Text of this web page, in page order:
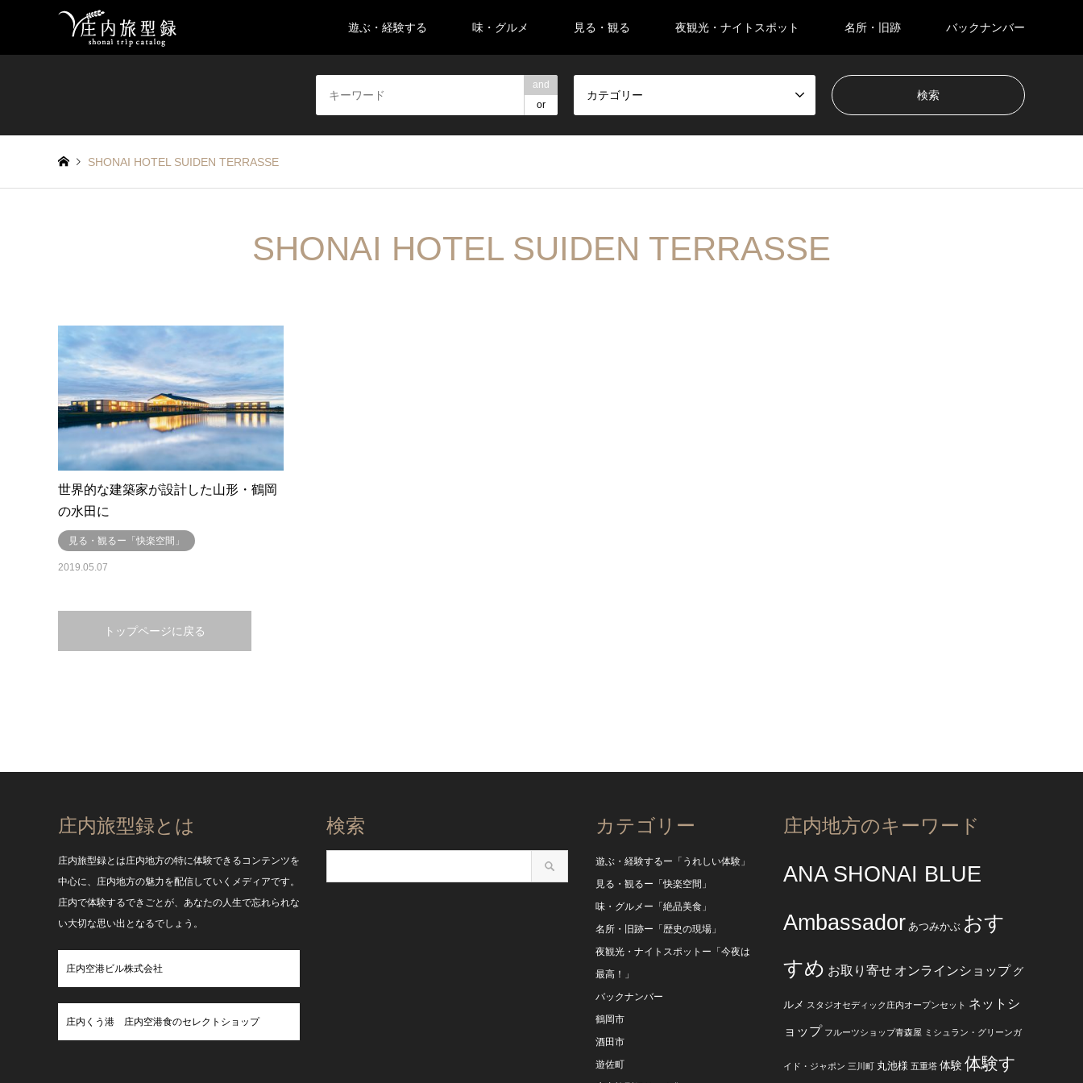
遊ぶ・経験する 味・グルメ 見る・観る 夜観光・ナイトスポット 名所・旧跡 バックナンバー
and
or
カテゴリー
SHONAI HOTEL SUIDEN TERRASSE
SHONAI HOTEL SUIDEN TERRASSE
世界的な建築家が設計した山形・鶴岡
の水田に
見る・観るー「快楽空間」
2019.05.07
トップページに戻る
庄内旅型録とは
庄内旅型録とは庄内地方の特に体験できるコンテンツを
中心に、庄内地方の魅力を配信していくメディアです。
庄内で体験するできごとが、あなたの人生で忘れられな
い大切な思い出となるでしょう。
庄内空港ビル株式会社
庄内くう港 庄内空港食のセレクトショップ
検索 カテゴリー
遊ぶ・経験するー「うれしい体験」
見る・観るー「快楽空間」
味・グルメー「絶品美食」
名所・旧跡ー「歴史の現場」
夜観光・ナイトスポットー「今夜は
最高！」
バックナンバー
鶴岡市
酒田市
遊佐町
庄内地方のキーワード
ANA SHONAI BLUE
Ambassador あつみかぶ おす
すめ お取り寄せ オンラインショップ グ
ルメ スタジオセディック庄内オープンセット ネットシ
ョップ フルーツショップ青森屋 ミシュラン・グリーンガ
イド・ジャポン 三川町 丸池様 五重塔 体験体験す